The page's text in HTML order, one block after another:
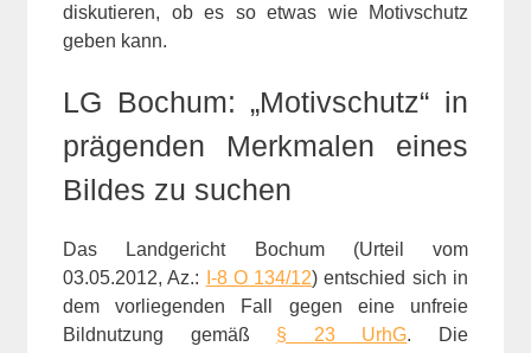
diskutieren, ob es so etwas wie Motivschutz
geben kann.
LG Bochum: „Motivschutz“ in
prägenden Merkmalen eines
Bildes zu suchen
Das Landgericht Bochum (Urteil vom
03.05.2012, Az.:
I-8 O 134/12) entschied sich in
dem vorliegenden Fall gegen eine unfreie
Bildnutzung gemäß § 23 UrhG. Die